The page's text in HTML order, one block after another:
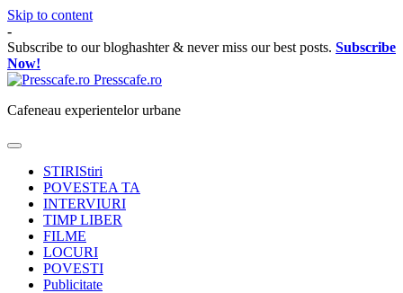
Skip to content
-
Subscribe to our bloghashter & never miss our best posts. Subscribe
Now!
Presscafe.ro
Cafeneau experientelor urbane
STIRIStiri
POVESTEA TA
INTERVIURI
TIMP LIBER
FILME
LOCURI
POVESTI
Publicitate